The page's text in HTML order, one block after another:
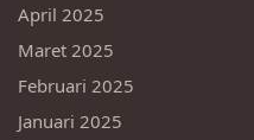
April 2025
Maret 2025
Februari 2025
Januari 2025